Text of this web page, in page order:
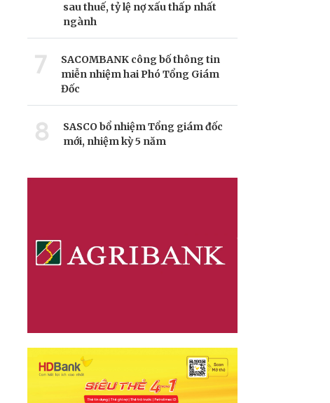
sau thuế, tỷ lệ nợ xấu thấp nhất
ngành
7
SACOMBANK công bố thông tin
miễn nhiệm hai Phó Tổng Giám
Đốc
8
SASCO bổ nhiệm Tổng giám đốc
mới, nhiệm kỳ 5 năm